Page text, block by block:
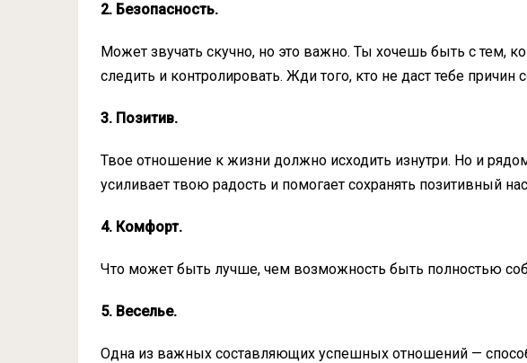
2. Безопасность.
Может звучать скучно, но это важно. Ты хочешь быть с тем,
следить и контролировать. Жди того, кто не даст тебе причин
3. Позитив.
Твое отношение к жизни должно исходить изнутри. Но и
усиливает твою радость и помогает сохранять позитивный
4. Комфорт.
Что может быть лучше, чем возможность быть полностью
5. Веселье.
Одна из важных составляющих успешных отношений —